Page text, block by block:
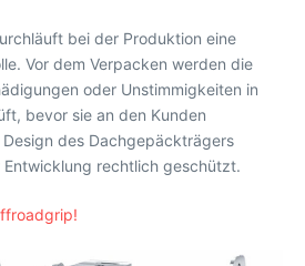
bei der Produktion eine
Vor dem Verpacken werden die
oder Unstimmigkeiten in
bevor sie an den Kunden
des Dachgepäckträgers
rechtlich geschützt.